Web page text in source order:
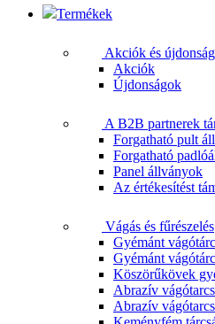
Termékek
Akciók és
Akciók
Újdonságok
A B2B partnerek
Forgatható pult
Forgatható
Panel állványok
Az értékesítést
Vágás és fűrészelés
Gyémánt
Gyémánt
Köszörűkövek
Abrazív
Abrazív